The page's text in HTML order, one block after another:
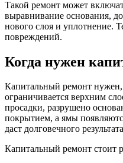
Такой ремонт может
выравнивание основания,
нового слоя и уплотнение.
повреждений.
Когда нужен
Капитальный ремонт
ограничивается верхним
просадки, разрушено
покрытием, а ямы
даст долговечного
Капитальный ремонт стоит